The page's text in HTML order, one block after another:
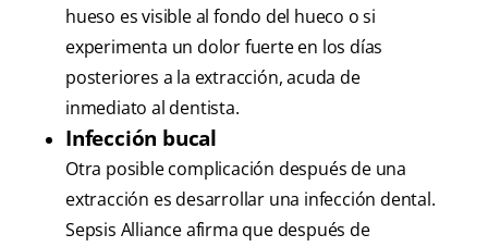
hueso es visible al fondo del hueco o si
experimenta un dolor fuerte en los días
posteriores a la extracción, acuda de
inmediato al dentista.
Infección bucal
Otra posible complicación después de una
extracción es desarrollar una infección dental.
Sepsis Alliance afirma que después de